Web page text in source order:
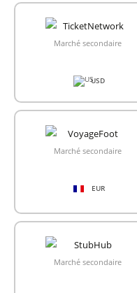
Marché secondaire
USD
Marché secondaire
EUR
Marché secondaire